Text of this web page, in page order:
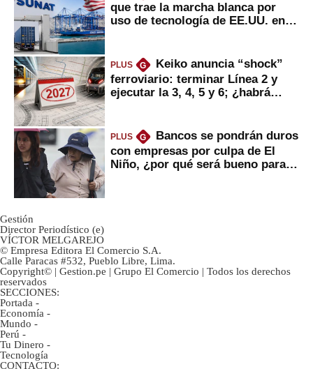
que trae la marcha blanca por
uso de tecnología de EE.UU. en
PLUS G
Keiko anuncia “shock”
ferroviario: terminar Línea 2 y
ejecutar la 3, 4, 5 y 6; ¿habrá
PLUS G
Bancos se pondrán duros
con empresas por culpa de El
Niño, ¿por qué será bueno para
Gestión
Director Periodístico (e)
VÍCTOR MELGAREJO
© Empresa Editora El Comercio S.A.
Calle Paracas #532, Pueblo Libre, Lima.
Copyright© | Gestion.pe | Grupo El Comercio | Todos los derechos
reservados
SECCIONES:
Portada -
Economía -
Mundo -
Perú -
Tu Dinero -
Tecnología
CONTACTO: